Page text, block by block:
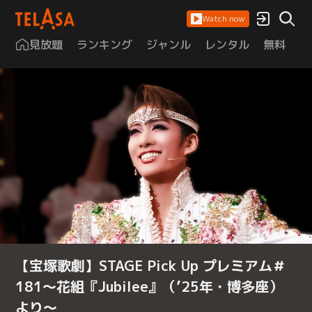
Watch now
見放題 ランキング ジャンル レンタル 無料
【宝塚歌劇】STAGE Pick Up プレミアム＃
181～花組『Jubilee』（’25年・博多座）
より～